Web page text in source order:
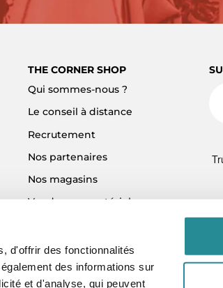
d'offrir des fonctionnalités
des informations sur
et d'analyse, qui peuvent
THE CORNER SHOP
Qui sommes-nous ?
Le conseil à distance
Recrutement
Nos partenaires
Nos magasins
Vendre son matériel
Blog